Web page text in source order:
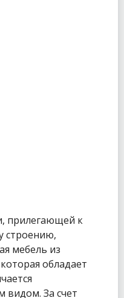
прилегающей к
строению,
мебель из
обладает
За счет